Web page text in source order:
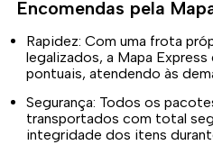
Encomendas pela
Rapidez: Com uma frota própria e motoboys
legalizados, a Mapa
pontuais, atendendo às
Segurança: Todos os pacotes e pequenas cargas são
transportados com total
integridade dos itens